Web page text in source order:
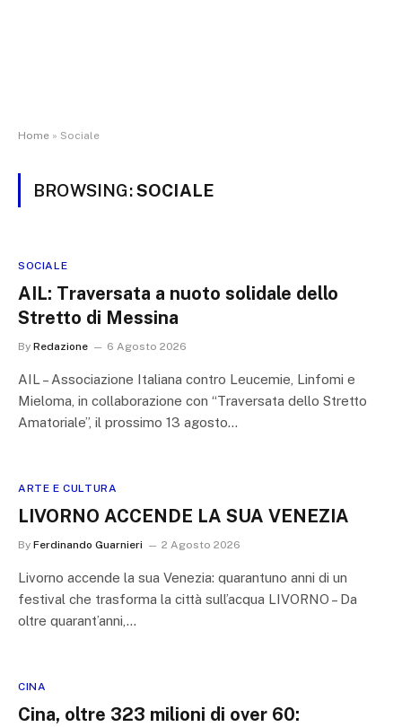
Home » Sociale
BROWSING:SOCIALE
SOCIALE
AIL: Traversata a nuoto solidale dello
Stretto di Messina
By Redazione 6 Agosto 2026
AIL – Associazione Italiana contro Leucemie, Linfomi e
Mieloma, in collaborazione con “Traversata dello Stretto
Amatoriale”, il prossimo 13 agosto…
ARTE E CULTURA
LIVORNO ACCENDE LA SUA VENEZIA
By Ferdinando Guarnieri 2 Agosto 2026
Livorno accende la sua Venezia: quarantuno anni di un
festival che trasforma la città sull’acqua LIVORNO – Da
oltre quarant’anni,…
CINA
Cina, oltre 323 milioni di over 60: